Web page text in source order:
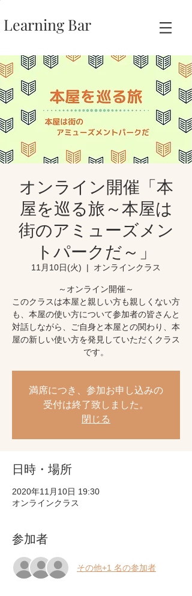
Learning Bar
オンライン開催「本
屋を巡る旅～本屋は
街のアミューズメン
トパークだ～」
11月10日(火)
  |
オンラインクラス
～オンライン開催～
このクラスは本屋と親しい方も親しくない方
も、本屋の使い方について参加者の皆さんと
対話しながら、ご自身と本屋との関わり、本
屋の新しい使い方を発見していただくクラス
です。
満席につき、参加お申し込みの
受付は終了致しました。
閉じる
日時・場所
2020年11月10日 19:30
オンラインクラス
参加者
その他+1 名の参加者